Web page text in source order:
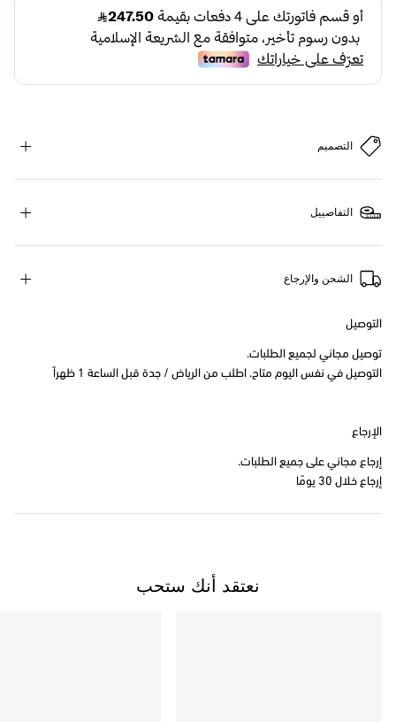
التصميم
التفاصييل
الشحن والإرجاع
التوصيل
توصيل مجاني لجميع الطلبات.
التوصيل في نفس اليوم متاح. اطلب من الرياض / جدة قبل الساعة 1 ظهراً
الإرجاع
إرجاع مجاني على جميع الطلبات.
إرجاع خلال 30 يومًا
نعتقد أنك ستحب